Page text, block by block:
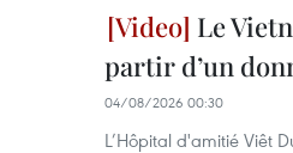
Le
partir d’un
04/08/2026 00:30
L’Hôpital d'amitié Viêt